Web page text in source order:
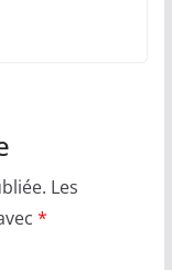
Les
*